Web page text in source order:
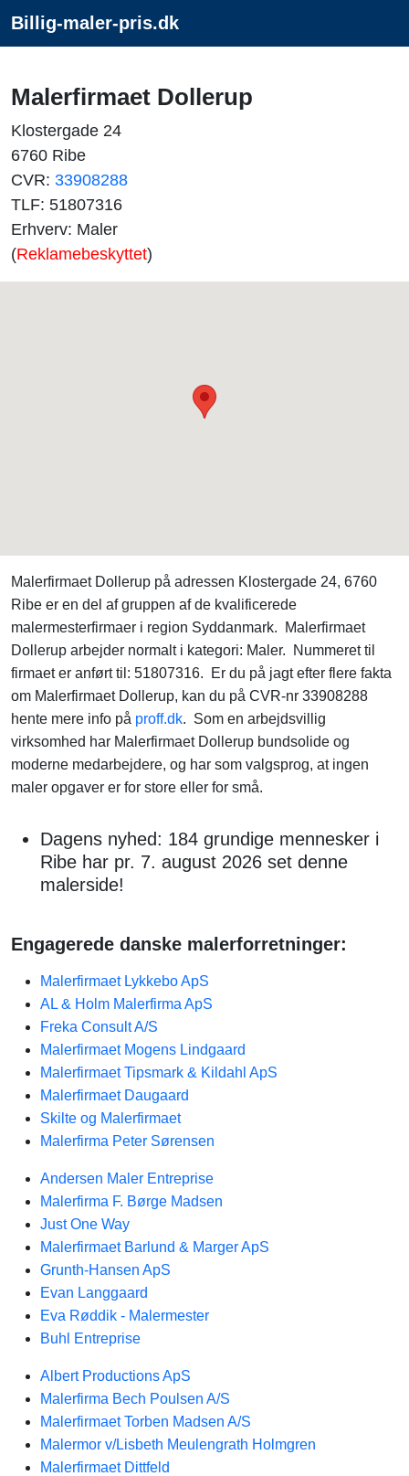
Billig-maler-pris.dk
Malerfirmaet Dollerup
Klostergade 24
6760 Ribe
CVR: 33908288
TLF: 51807316
Erhverv: Maler
(Reklamebeskyttet)
Malerfirmaet Dollerup på adressen Klostergade 24, 6760
Ribe er en del af gruppen af de kvalificerede
malermesterfirmaer i region Syddanmark. Malerfirmaet
Dollerup arbejder normalt i kategori: Maler. Nummeret til
firmaet er anført til: 51807316. Er du på jagt efter flere fakta
om Malerfirmaet Dollerup, kan du på CVR-nr 33908288
hente mere info på proff.dk. Som en arbejdsvillig
virksomhed har Malerfirmaet Dollerup bundsolide og
moderne medarbejdere, og har som valgsprog, at ingen
maler opgaver er for store eller for små.
Dagens nyhed: 184 grundige mennesker i
Ribe har pr. 7. august 2026 set denne
malerside!
Engagerede danske malerforretninger:
Malerfirmaet Lykkebo ApS
AL & Holm Malerfirma ApS
Freka Consult A/S
Malerfirmaet Mogens Lindgaard
Malerfirmaet Tipsmark & Kildahl ApS
Malerfirmaet Daugaard
Skilte og Malerfirmaet
Malerfirma Peter Sørensen
Andersen Maler Entreprise
Malerfirma F. Børge Madsen
Just One Way
Malerfirmaet Barlund & Marger ApS
Grunth-Hansen ApS
Evan Langgaard
Eva Røddik - Malermester
Buhl Entreprise
Albert Productions ApS
Malerfirma Bech Poulsen A/S
Malerfirmaet Torben Madsen A/S
Malermor v/Lisbeth Meulengrath Holmgren
Malerfirmaet Dittfeld